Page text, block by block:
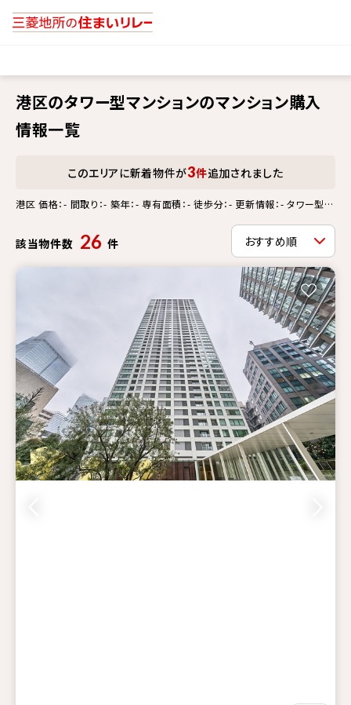
港区のタワー型マンションのマンション購入
情報一覧
このエリアに新着物件が3件追加されました
港区 価格：- 間取り：- 築年：- 専有面積：- 徒歩分：- 更新情報：- タワー型マ
該当物件数 26 件